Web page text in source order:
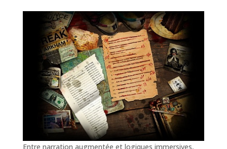
Entre narration augmentée et logiques immersives,